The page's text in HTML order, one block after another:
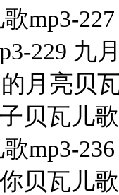
mp3-
229 九
月亮贝
贝瓦儿
mp3-
贝瓦儿